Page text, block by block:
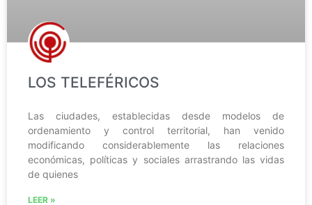
LOS TELEFÉRICOS
Las ciudades, establecidas desde modelos de
ordenamiento y control territorial, han venido
modificando considerablemente las relaciones
económicas, políticas y sociales arrastrando las vidas
de quienes
LEER »